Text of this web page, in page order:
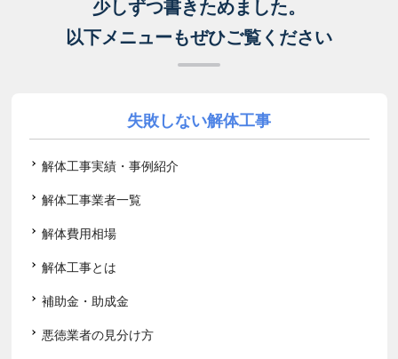
少しずつ書きためました。
以下メニューもぜひご覧ください
失敗しない解体工事
解体工事実績・事例紹介
解体工事業者一覧
解体費用相場
解体工事とは
補助金・助成金
悪徳業者の見分け方